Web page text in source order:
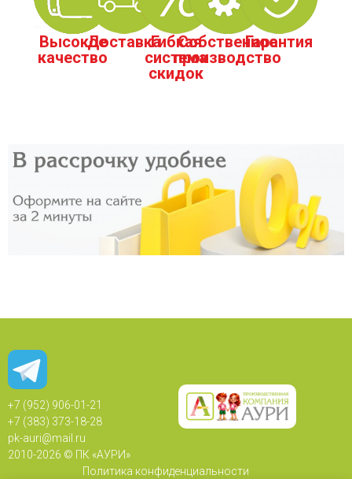
Высокое
качество
ДоставкаГибкая
система
скидок
Собственное
производство
Гарантия
+7 (952) 906-01-21
+7 (383) 373-18-28
pk-auri@mail.ru
2010-2026 © ПК «АУРИ»
Политика конфиденциальности